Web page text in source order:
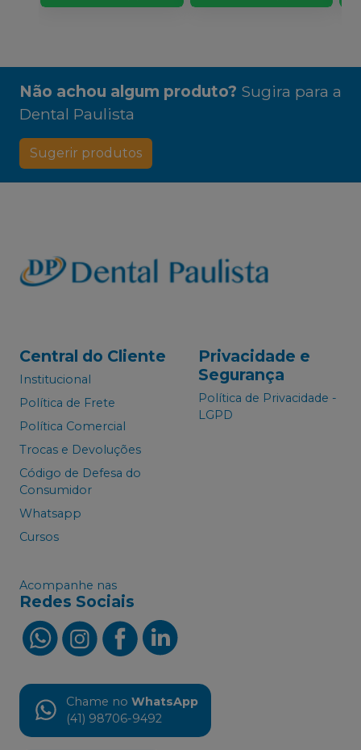
Não achou algum produto? Sugira para a
Dental Paulista
Sugerir produtos
Central do Cliente
Institucional
Política de Frete
Política Comercial
Trocas e Devoluções
Código de Defesa do
Consumidor
Whatsapp
Cursos
Privacidade e
Segurança
Política de Privacidade -
LGPD
Acompanhe nas
Redes Sociais
Chame no WhatsApp
(41) 98706-9492